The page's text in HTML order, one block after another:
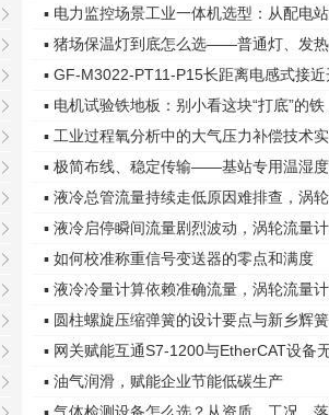
▪ 电力监控场景工业一体机选型：从配电
▪ 猪场保温灯到底怎么选——普通灯、发
▪ GF-M3022-PT11-P15长距离电感式接
▪ 电机试验铁地板：别小看这块“打底”的
▪ 工业过程氧分析中的大气压力补偿技术
▪ 极简布线、稳定传输——基站专用温湿
▪ 液冷总管流量持续走低原因难排查，涡
▪ 液冷启停瞬间流量剧烈波动，涡轮流量
▪ 如何校准称重信号变送器的零点和满度
▪ 液冷冷量计算依赖准确流量，涡轮流量
▪ 圆柱螺旋压缩弹簧的设计要点与新乡辉
▪ 网关赋能互通S7-1200与EtherCAT设备
▪ 油气润滑，赋能企业节能低碳生产